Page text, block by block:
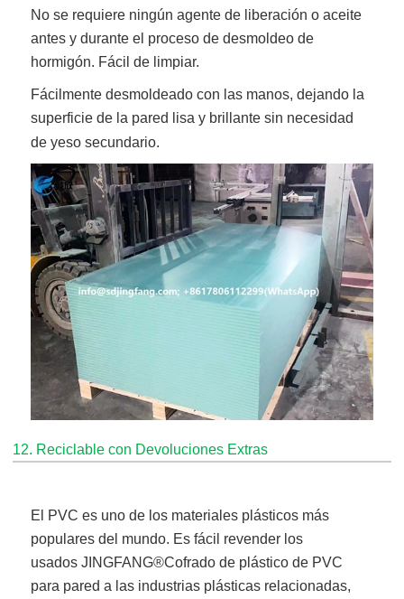
No se requiere ningún agente de liberación o aceite
antes y durante el proceso de desmoldeo de
hormigón. Fácil de limpiar.
Fácilmente desmoldeado con las manos, dejando la
superficie de la pared lisa y brillante sin necesidad
de yeso secundario.
12. Reciclable con Devoluciones Extras
El PVC es uno de los materiales plásticos más
populares del mundo. Es fácil revender los
usadosJINGFANG®Cofrado de plástico de PVC
para pared a las industrias plásticas relacionadas,